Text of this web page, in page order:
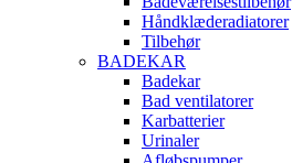
Håndklæderadiatorer
Tilbehør
BADEKAR
Badekar
Bad ventilatorer
Karbatterier
Urinaler